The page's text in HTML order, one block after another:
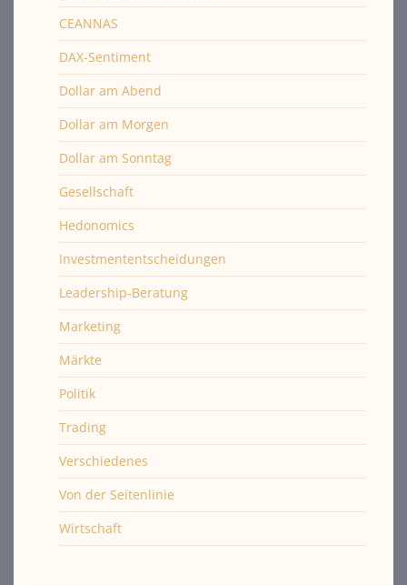
CEANNAS
DAX-Sentiment
Dollar am Abend
Dollar am Morgen
Dollar am Sonntag
Gesellschaft
Hedonomics
Investmententscheidungen
Leadership-Beratung
Marketing
Märkte
Politik
Trading
Verschiedenes
Von der Seitenlinie
Wirtschaft